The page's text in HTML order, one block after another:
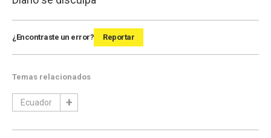
¿Encontraste un error? Reportar
Temas relacionados
Ecuador